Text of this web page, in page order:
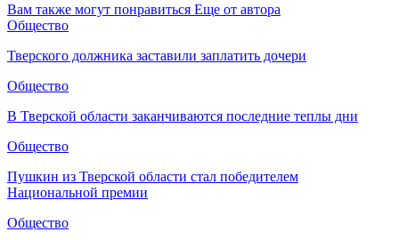
Вам также могут понравиться Еще от автора
Общество
Тверского должника заставили заплатить дочери
Общество
В Тверской области заканчиваются последние теплы дни
Общество
Пушкин из Тверской области стал победителем
Национальной премии
Общество